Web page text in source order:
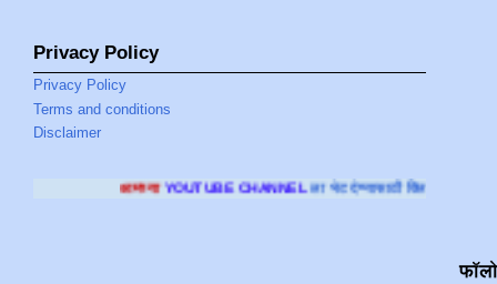
Privacy Policy
Privacy Policy
Terms and conditions
Disclaimer
YOUTUBE CHANNELला भेट देण्यासाठी क्लिक करा.